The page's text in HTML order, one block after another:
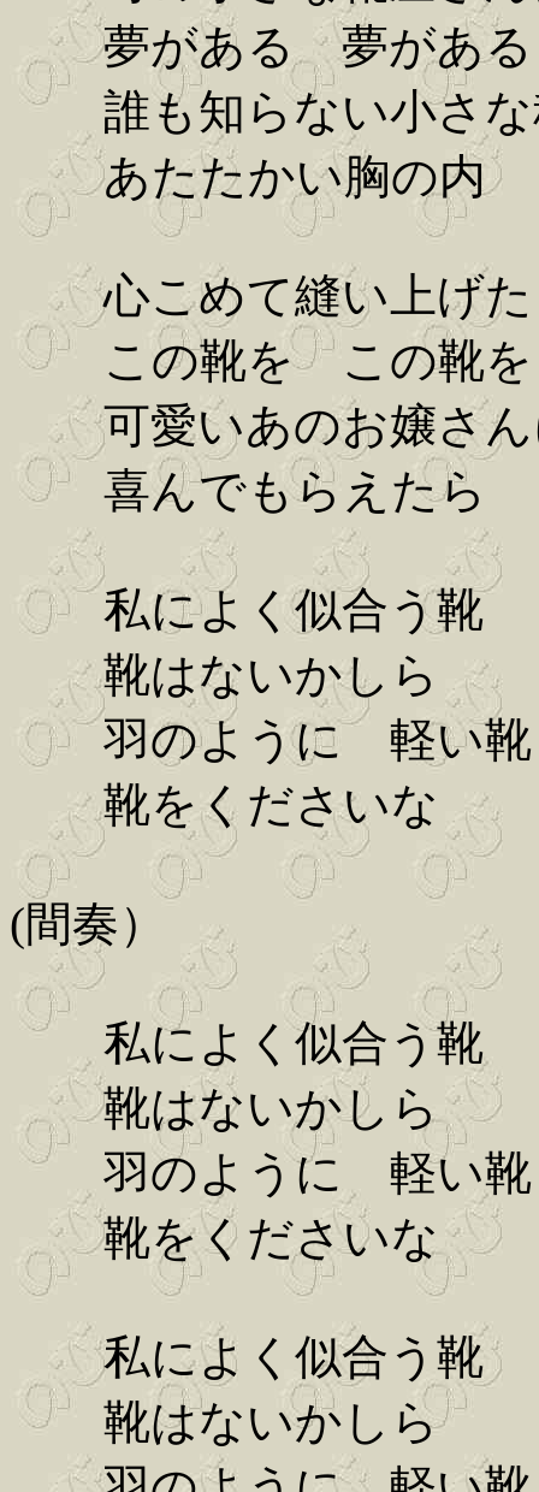
夢がある 夢がある
誰も知らない小さな
あたたかい胸の内
心こめて縫い上げた
この靴を この靴を
可愛いあのお嬢さん
喜んでもらえたら
私によく似合う靴
靴はないかしら
羽のように 軽い靴
靴をくださいな
(間奏）
私によく似合う靴
靴はないかしら
羽のように 軽い靴
靴をくださいな
私によく似合う靴
靴はないかしら